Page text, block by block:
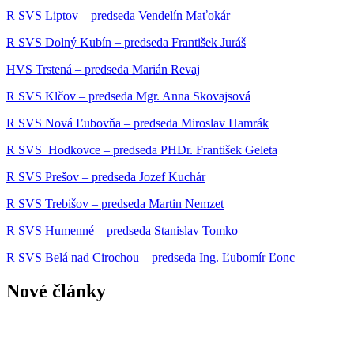
R SVS Liptov – predseda Vendelín Maťokár
R SVS Dolný Kubín – predseda František Juráš
HVS Trstená – predseda Marián Revaj
R SVS Klčov – predseda Mgr. Anna Skovajsová
R SVS Nová Ľubovňa – predseda Miroslav Hamrák
R SVS Hodkovce – predseda PHDr. František Geleta
R SVS Prešov – predseda Jozef Kuchár
R SVS Trebišov – predseda Martin Nemzet
R SVS Humenné – predseda Stanislav Tomko
R SVS Belá nad Cirochou – predseda Ing. Ľubomír Ľonc
Nové články